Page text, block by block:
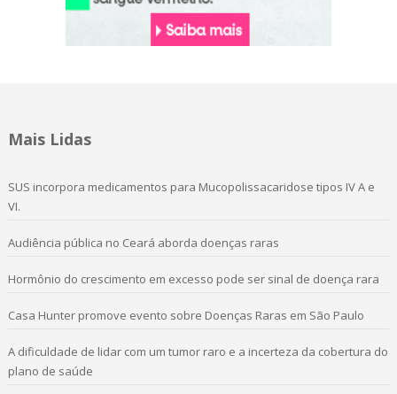
Mais Lidas
SUS incorpora medicamentos para Mucopolissacaridose tipos IV A e
VI.
Audiência pública no Ceará aborda doenças raras
Hormônio do crescimento em excesso pode ser sinal de doença rara
Casa Hunter promove evento sobre Doenças Raras em São Paulo
A dificuldade de lidar com um tumor raro e a incerteza da cobertura do
plano de saúde